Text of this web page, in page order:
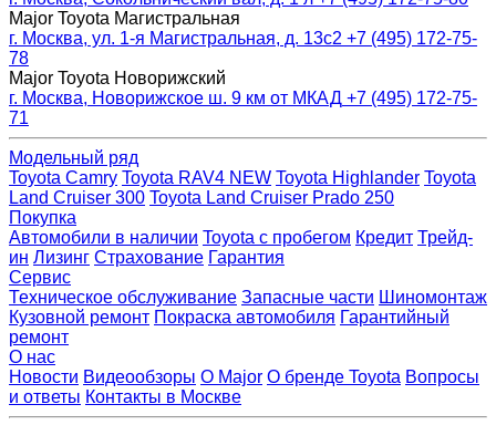
Major Toyota Магистральная
г. Москва, ул. 1-я Магистральная, д. 13с2 +7 (495) 172-75-
78
Major Toyota Новорижский
г. Москва, Новорижское ш. 9 км от МКАД +7 (495) 172-75-
71
Модельный ряд
Toyota Camry Toyota RAV4 NEW Toyota Highlander Toyota
Land Cruiser 300 Toyota Land Cruiser Prado 250
Покупка
Автомобили в наличии Toyota с пробегом Кредит Трейд-
ин Лизинг Страхование Гарантия
Сервис
Техническое обслуживание Запасные части Шиномонтаж
Кузовной ремонт Покраска автомобиля Гарантийный
ремонт
О нас
Новости Видеообзоры О Major О бренде Toyota Вопросы
и ответы Контакты в Москве